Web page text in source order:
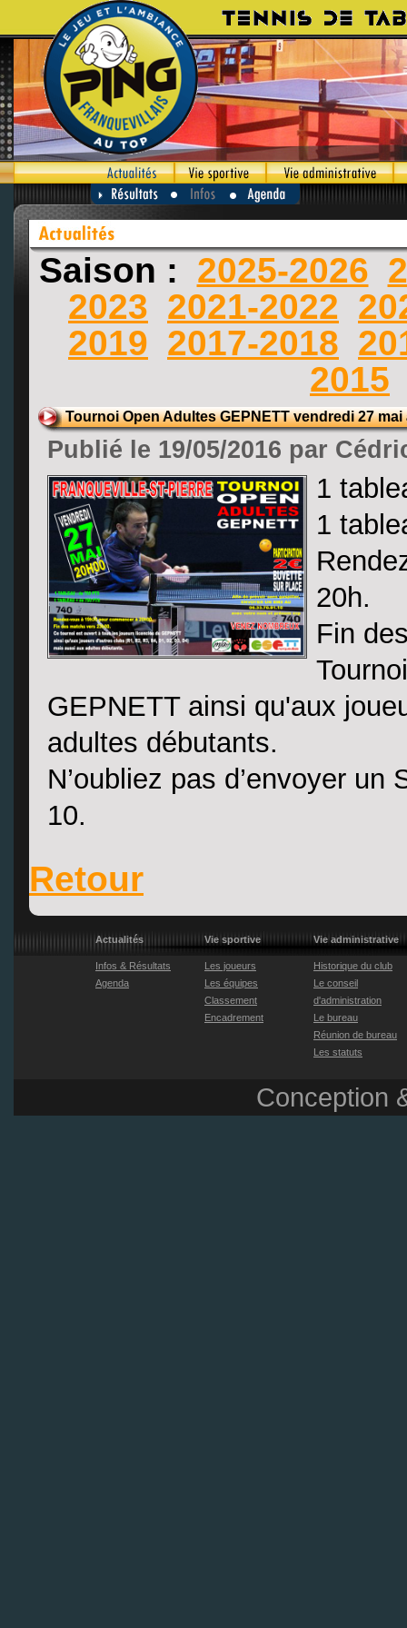
Saison : 2025-2026
2023 2021-2022
2019 2017-2018
2015
Tournoi Open Adultes GEPNETT vendredi 27 mai
Publié le 19/05/2016 par
1
1
20h.
Fin
GEPNETT ainsi qu'aux
adultes débutants.
N’oubliez pas d’envoyer
10.
Retour
Actualités
Infos & Résultats
Agenda
Vie sportive
Les joueurs
Les équipes
Classement
Encadrement
Vie administrative
Historique du club
Le conseil
d'administration
Le bureau
Réunion de bureau
Les statuts
Conception